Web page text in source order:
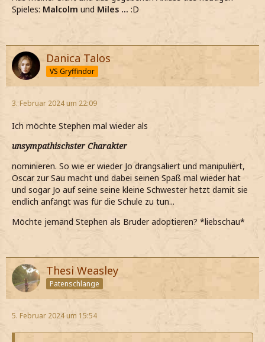
Spieles: Malcolm und Miles ... :D
Danica Talos
VS Gryffindor
3. Februar 2024 um 22:09
Ich möchte Stephen mal wieder als
unsympathischster Charakter
nominieren. So wie er wieder Jo drangsaliert und manipuliert,
Oscar zur Sau macht und dabei seinen Spaß mal wieder hat
und sogar Jo auf seine seine kleine Schwester hetzt damit sie
endlich anfängt was für die Schule zu tun...
Möchte jemand Stephen als Bruder adoptieren? *liebschau*
Thesi Weasley
Patenschlange
5. Februar 2024 um 15:54